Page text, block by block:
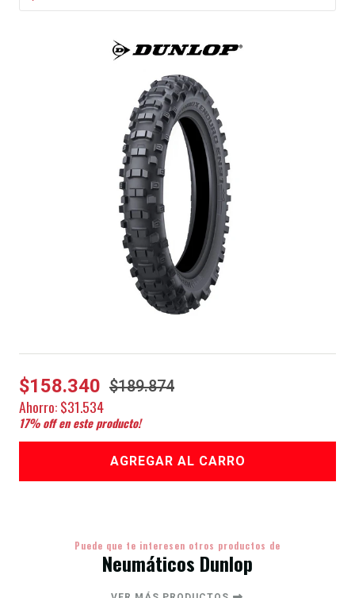
$158.340 $189.874
Ahorro:$31.534
17% off en este producto!
AGREGAR AL CARRO
Puede que te interesen otros productos de
Neumáticos Dunlop